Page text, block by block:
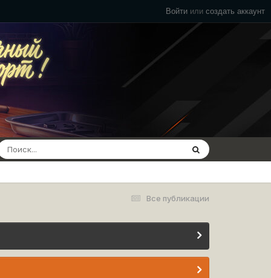
Войти или создать аккаунт
Все публикации